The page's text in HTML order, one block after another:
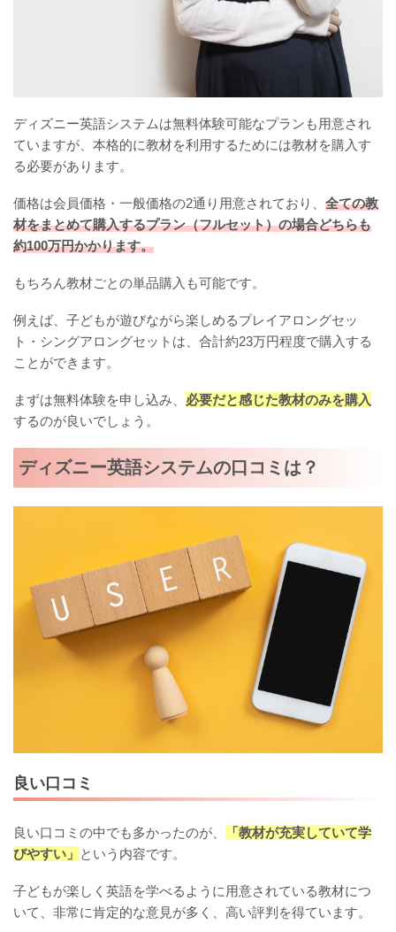
ディズニー英語システムは無料体験可能なプランも用意され
ていますが、本格的に教材を利用するためには教材を購入す
る必要があります。
価格は会員価格・一般価格の2通り用意されており、 全ての教
材をまとめて購入するプラン（フルセット）の場合どちらも
約100万円かかります。
もちろん教材ごとの単品購入も可能です。
例えば、子どもが遊びながら楽しめるプレイアロングセッ
ト・シングアロングセットは、合計約23万円程度で購入する
ことができます。
まずは無料体験を申し込み、 必要だと感じた教材のみを購入
するのが良いでしょう。
ディズニー英語システムの口コミは？
良い口コミ
良い口コミの中でも多かったのが、
「教材が充実していて学
びやすい」 という内容です。
子どもが楽しく英語を学べるように用意されている教材につ
いて、非常に肯定的な意見が多く、高い評判を得ています。